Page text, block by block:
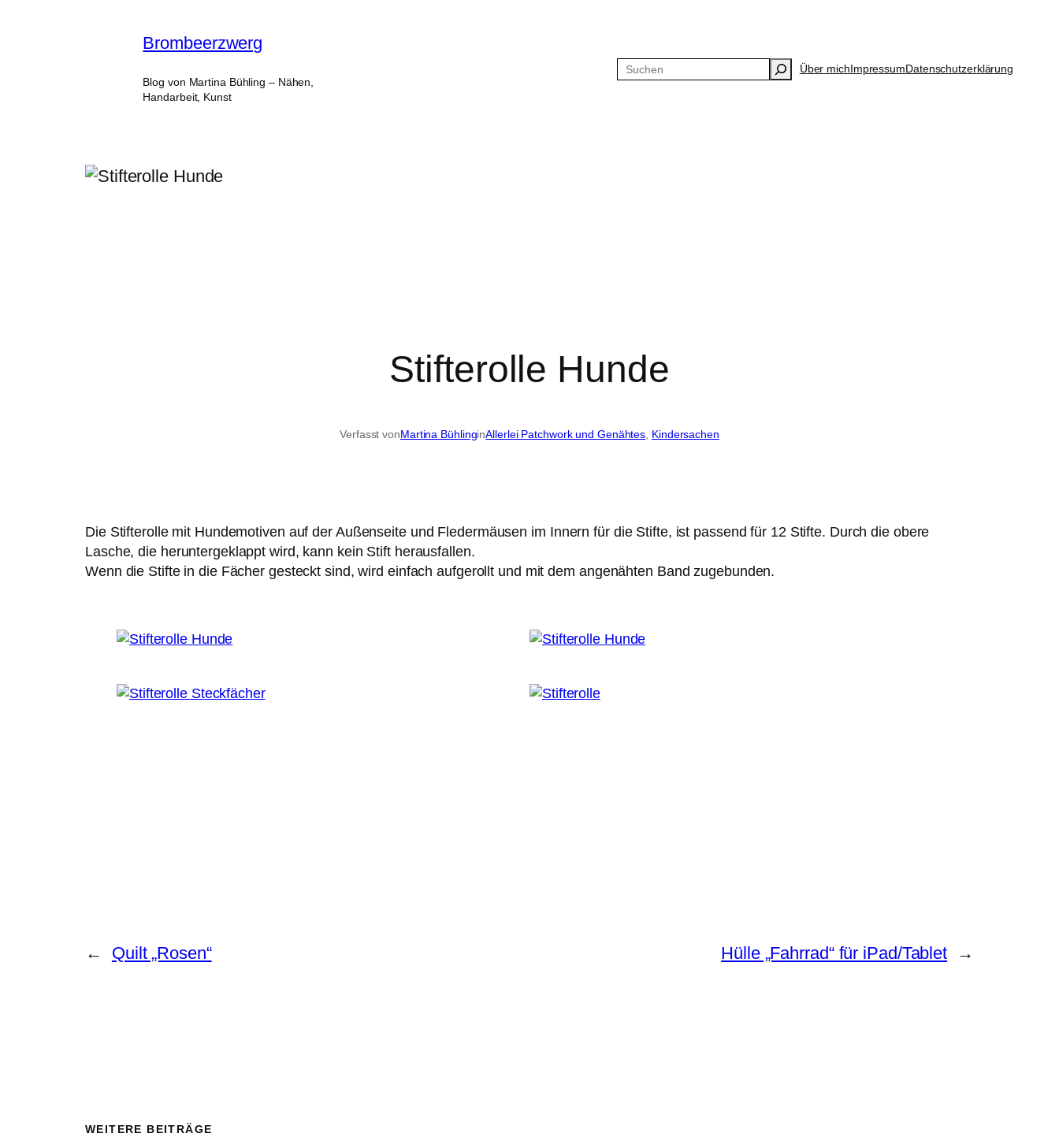
Brombeerzwerg
Blog von Martina Bühling – Nähen,
Handarbeit, Kunst
Suchen Über michImpressumDatenschutzerklärung
Stifterolle Hunde
Verfasst vonMartina BühlinginAllerlei Patchwork und Genähtes Kindersachen
Die Stifterolle mit Hundemotiven auf der Außenseite und Fledermäusen im Innern für die Stifte, ist passend für 12 Stifte. Durch die obere
Lasche, die heruntergeklappt wird, kann kein Stift herausfallen.
Wenn die Stifte in die Fächer gesteckt sind, wird einfach aufgerollt und mit dem angenähten Band zugebunden.
← Quilt „Rosen“ Hülle „Fahrrad“ für iPad/Tablet →
WEITERE BEITRÄGE